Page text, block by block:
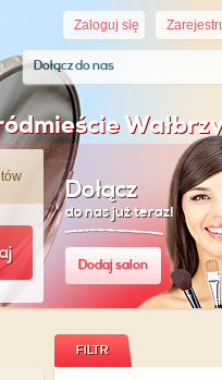
Zaloguj się
Dołącz do nas
Dołącz
do nas już teraz!
Dodaj salon
FILTR